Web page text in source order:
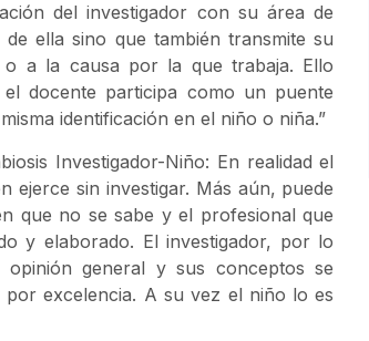
del investigador con su área de
ella sino que también transmite su
o a la causa por la que trabaja. Ello
docente participa como un puente
identificación en el niño o niña.”
Investigador-Niño: En realidad el
ejerce sin investigar. Más aún, puede
que no se sabe y el profesional que
y elaborado. El investigador, por lo
general y sus conceptos se
excelencia. A su vez el niño lo es